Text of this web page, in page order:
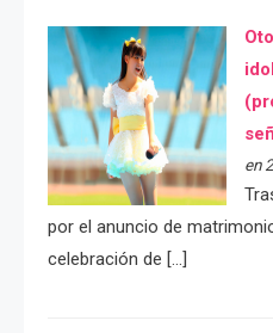
en
por el anuncio de
celebración de […]